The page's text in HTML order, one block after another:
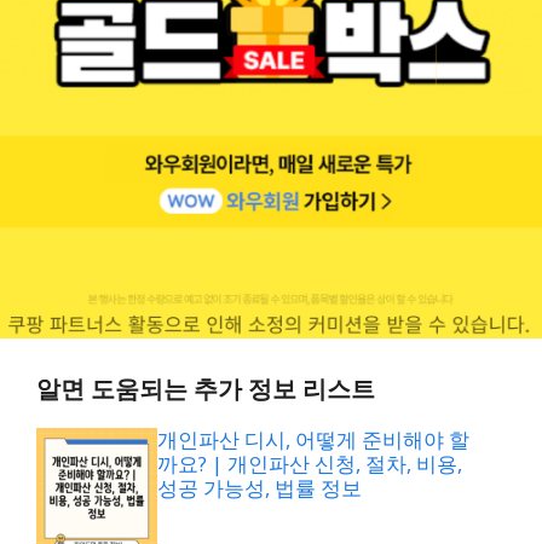
알면 도움되는 추가 정보 리스트
개인파산 디시, 어떻게 준비해야 할
까요? | 개인파산 신청, 절차, 비용,
성공 가능성, 법률 정보